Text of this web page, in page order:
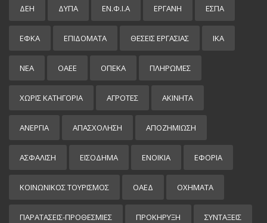
ΔΕΗ ΔΥΠΑ ΕΝ.Φ.Ι.Α ΕΡΓΑΝΗ ΕΣΠΑ
ΕΦΚΑ ΕΠΙΔΌΜΑΤΑ ΘΕΣΕΙΣ ΕΡΓΑΣΙΑΣ ΙΚΑ
ΝΕΑ ΟΑΕΕ ΟΠΕΚΑ ΠΛΗΡΩΜΕΣ
ΧΩΡΊΣ ΚΑΤΗΓΟΡΊΑ ΑΓΡΟΤΕΣ ΑΚΙΝΗΤΑ
ΑΝΕΡΓΙΑ ΑΠΑΣΧΟΛΗΣΗ ΑΠΟΖΗΜΙΩΣΗ
ΑΣΦΑΛΙΣΗ ΕΙΣΌΔΗΜΑ ΕΝΟΙΚΙΑ ΕΦΟΡΙΑ
ΚΟΙΝΩΝΙΚΟΣ ΤΟΥΡΙΣΜΟΣ ΟΑΕΔ ΟΧΗΜΑΤΑ
ΠΑΡΑΤΑΣΕΙΣ-ΠΡΟΘΕΣΜΙΕΣ ΠΡΟΚΉΡΥΞΗ ΣΥΝΤΑΞΕΙΣ